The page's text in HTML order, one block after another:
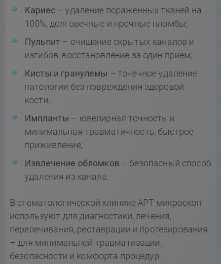
Кариес– удаление пораженных тканей на
100%, долговечные и прочные пломбы;
Пульпит – очищение скрытых каналов и
изгибов, восстановление за один прием;
Кисты и гранулемы – точечное удаление
патологии без повреждения здоровой
кости;
Импланты – ювелирная точность и
минимальная травматичность, быстрое
приживление;
Извлечение обломков – безопасный способ
удаления из канала.
В стоматологической клинике АРТ микроскоп
используют для диагностики, лечения,
перелечивания, реставрации и протезирования
– для минимальной травматизации,
безопасности и комфорта процедур.